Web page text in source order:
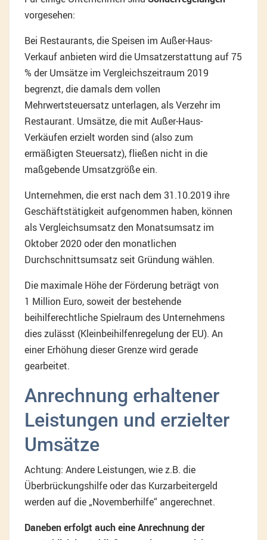
vorgesehen:
Bei Restaurants, die Speisen im Außer-Haus-
Verkauf anbieten wird die Umsatzerstattung auf 75
% der Umsätze im Vergleichszeitraum 2019
begrenzt, die damals dem vollen
Mehrwertsteuersatz unterlagen, als Verzehr im
Restaurant. Umsätze, die mit Außer-Haus-
Verkäufen erzielt worden sind (also zum
ermäßigten Steuersatz), fließen nicht in die
maßgebende Umsatzgröße ein.
Unternehmen, die erst nach dem 31.10.2019 ihre
Geschäftstätigkeit aufgenommen haben, können
als Vergleichsumsatz den Monatsumsatz im
Oktober 2020 oder den monatlichen
Durchschnittsumsatz seit Gründung wählen.
Die maximale Höhe der Förderung beträgt von
1 Million Euro, soweit der bestehende
beihilferechtliche Spielraum des Unternehmens
dies zulässt (Kleinbeihilfenregelung der EU). An
einer Erhöhung dieser Grenze wird gerade
gearbeitet.
Anrechnung erhaltener
Leistungen und erzielter
Umsätze
Achtung: Andere Leistungen, wie z.B. die
Überbrückungshilfe oder das Kurzarbeitergeld
werden auf die „Novemberhilfe“ angerechnet.
Daneben erfolgt auch eine Anrechnung der